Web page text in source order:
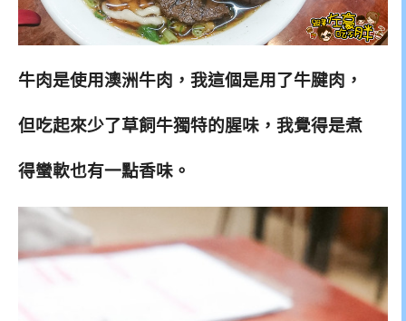
牛肉是使用澳洲牛肉，我這個是用了牛腱肉，
但吃起來少了草飼牛獨特的腥味，我覺得是煮
得蠻軟也有一點香味。